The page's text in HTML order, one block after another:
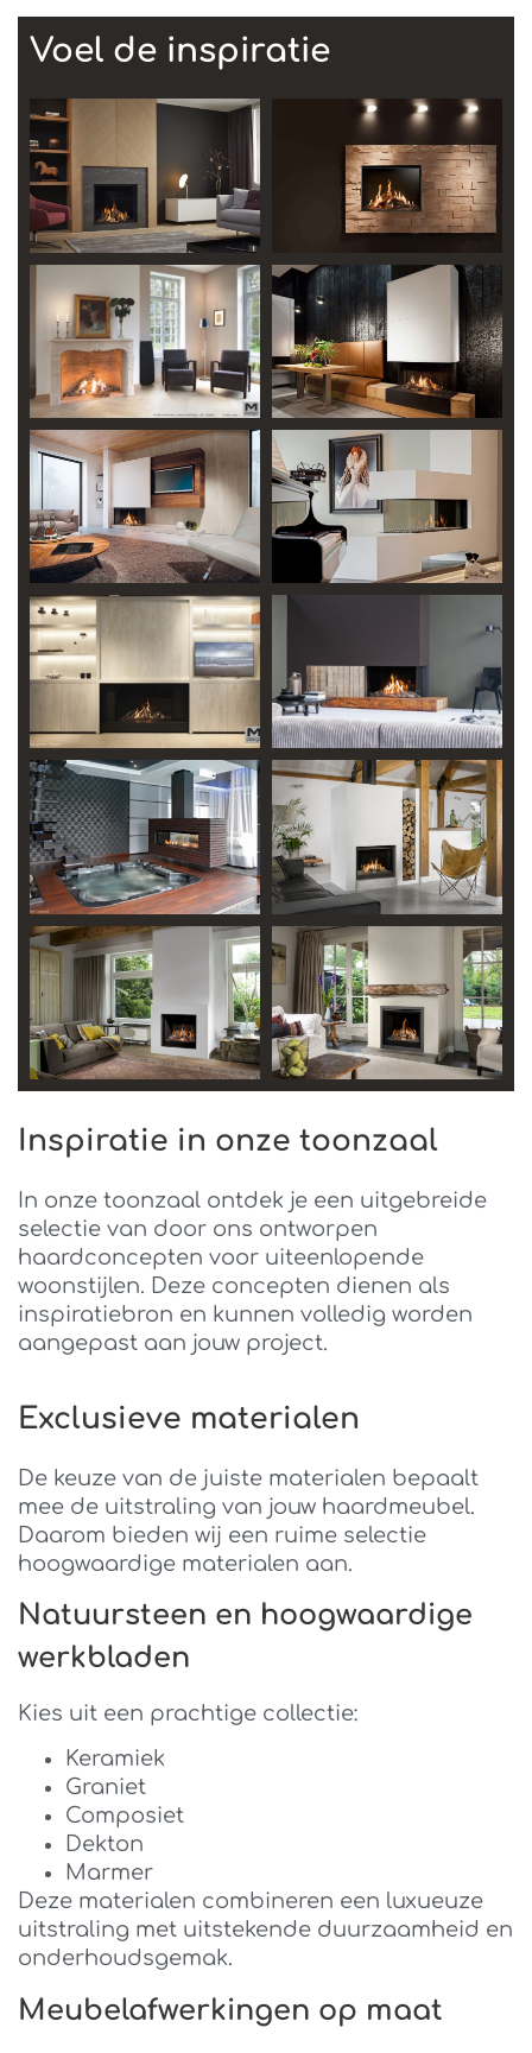
Voel de inspiratie
Inspiratie in onze toonzaal
In onze toonzaal ontdek je een uitgebreide
selectie van door ons ontworpen
haardconcepten voor uiteenlopende
woonstijlen. Deze concepten dienen als
inspiratiebron en kunnen volledig worden
aangepast aan jouw project.
Exclusieve materialen
De keuze van de juiste materialen bepaalt
mee de uitstraling van jouw haardmeubel.
Daarom bieden wij een ruime selectie
hoogwaardige materialen aan.
Natuursteen en hoogwaardige
werkbladen
Kies uit een prachtige collectie:
Keramiek
Graniet
Composiet
Dekton
Marmer
Deze materialen combineren een luxueuze
uitstraling met uitstekende duurzaamheid en
onderhoudsgemak.
Meubelafwerkingen op maat